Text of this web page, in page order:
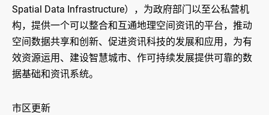
Spatial Data Infrastructure），为政府部门以至公私营机
构，提供一个可以整合和互通地理空间资讯的平台，推动
空间数据共享和创新、促进资讯科技的发展和应用，为有
效资源运用、建设智慧城市、作可持续发展提供可靠的数
据基础和资讯系统。
市区更新